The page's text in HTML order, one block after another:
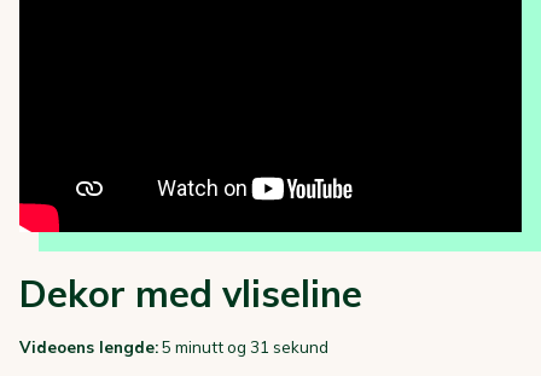
Dekor med vliseline
Videoens lengde:5 minutt og 31 sekund